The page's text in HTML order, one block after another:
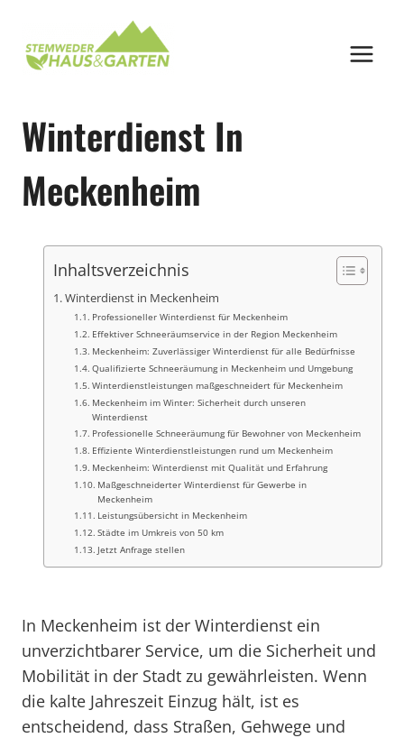
springen
Winterdienst In
Meckenheim
Inhaltsverzeichnis
Winterdienst in Meckenheim
Professioneller Winterdienst für Meckenheim
Effektiver Schneeräumservice in der Region Meckenheim
Meckenheim: Zuverlässiger Winterdienst für alle Bedürfnisse
Qualifizierte Schneeräumung in Meckenheim und Umgebung
Winterdienstleistungen maßgeschneidert für Meckenheim
Meckenheim im Winter: Sicherheit durch unseren
Winterdienst
Professionelle Schneeräumung für Bewohner von Meckenheim
Effiziente Winterdienstleistungen rund um Meckenheim
Meckenheim: Winterdienst mit Qualität und Erfahrung
Maßgeschneiderter Winterdienst für Gewerbe in
Meckenheim
Leistungsübersicht in Meckenheim
Städte im Umkreis von 50 km
Jetzt Anfrage stellen
In Meckenheim ist der Winterdienst ein
unverzichtbarer Service, um die Sicherheit und
Mobilität in der Stadt zu gewährleisten. Wenn
die kalte Jahreszeit Einzug hält, ist es
entscheidend, dass Straßen, Gehwege und